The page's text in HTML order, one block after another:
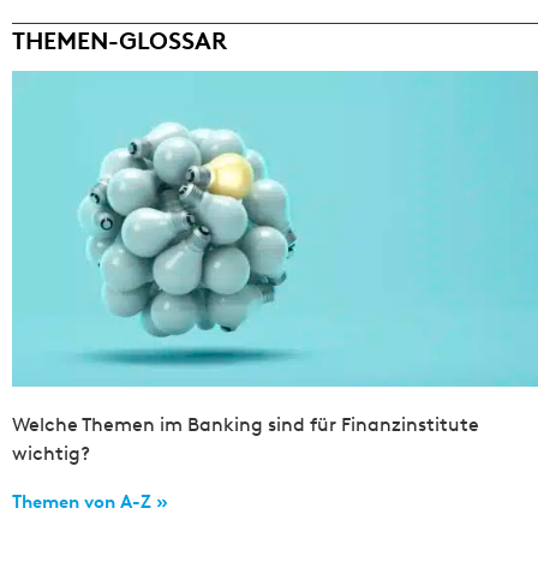
THEMEN-GLOSSAR
Welche Themen im Banking sind für Finanzinstitute
wichtig?
Themen von A-Z »